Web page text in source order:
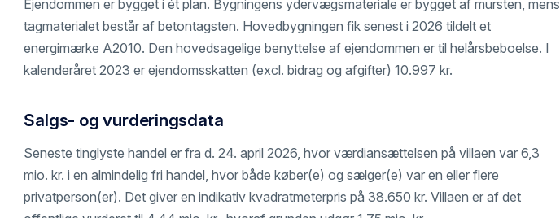
Ejendommen er bygget i ét plan. Bygningens ydervægsmateriale er bygget af mursten, mens
tagmaterialet består af betontagsten. Hovedbygningen fik senest i 2026 tildelt et
energimærke A2010. Den hovedsagelige benyttelse af ejendommen er til helårsbeboelse. I
kalenderåret 2023 er ejendomsskatten (excl. bidrag og afgifter) 10.997 kr.
Salgs- og vurderingsdata
Seneste tinglyste handel er fra d. 24. april 2026, hvor værdiansættelsen på villaen var 6,3
mio. kr. i en almindelig fri handel, hvor både køber(e) og sælger(e) var en eller flere
privatperson(er). Det giver en indikativ kvadratmeterpris på 38.650 kr. Villaen er af det